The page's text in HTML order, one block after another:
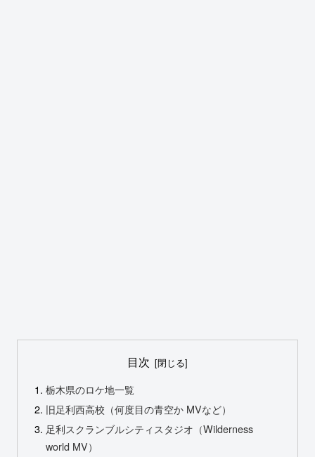
目次
栃木県のロケ地一覧
旧足利西高校（何度目の青空か MVなど）
足利スクランブルシティスタジオ（Wilderness
world MV）